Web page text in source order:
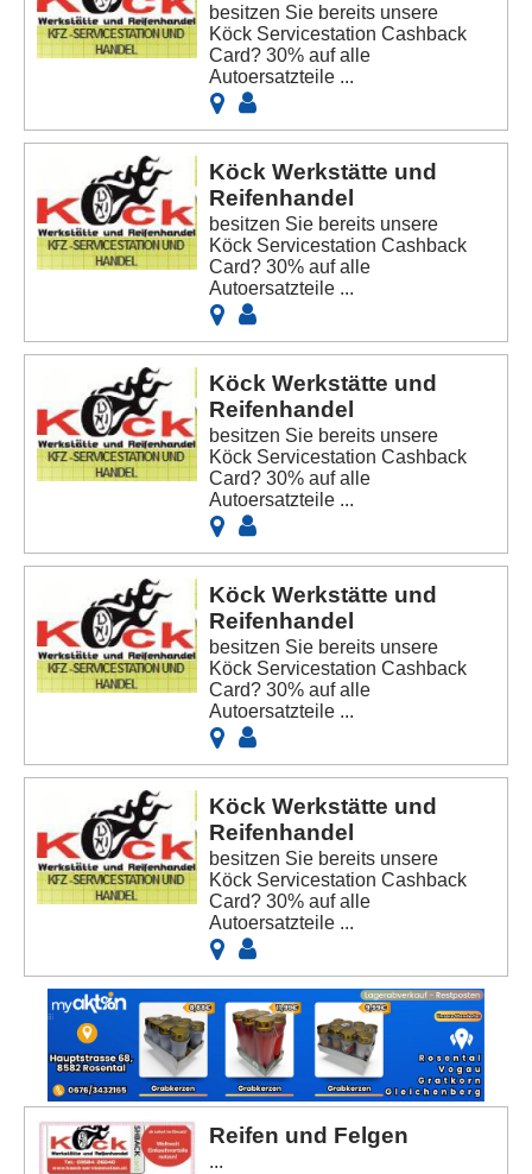
besitzen Sie bereits unsere
Köck Servicestation Cashback
Card? 30% auf alle
Autoersatzteile ...
Köck Werkstätte und
Reifenhandel
besitzen Sie bereits unsere
Köck Servicestation Cashback
Card? 30% auf alle
Autoersatzteile ...
Köck Werkstätte und
Reifenhandel
besitzen Sie bereits unsere
Köck Servicestation Cashback
Card? 30% auf alle
Autoersatzteile ...
Köck Werkstätte und
Reifenhandel
besitzen Sie bereits unsere
Köck Servicestation Cashback
Card? 30% auf alle
Autoersatzteile ...
Köck Werkstätte und
Reifenhandel
besitzen Sie bereits unsere
Köck Servicestation Cashback
Card? 30% auf alle
Autoersatzteile ...
Reifen und Felgen
...